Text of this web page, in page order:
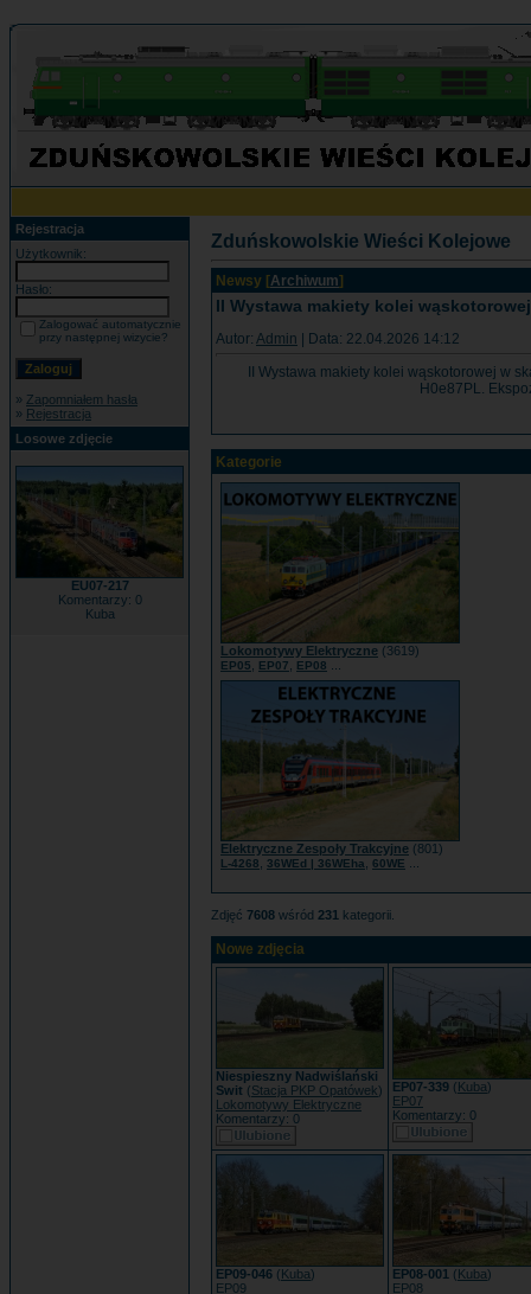
Rejestracja
Użytkownik:
Hasło:
Zalogować automatycznie
przy następnej wizycie?
» Zapomniałem hasła
» Rejestracja
Losowe zdjęcie
EU07-217
Komentarzy: 0
Kuba
Zduńskowolskie Wieści Kolejowe
Newsy [Archiwum]
II Wystawa makiety kolei
Autor: Admin | Data: 22.04.2026 14:12
II Wystawa makiety kolei wąskotorowej w
H0e87PL.
Kategorie
Lokomotywy Elektryczne (3619)
EP05 EP07 EP08
Elektryczne Zespoły Trakcyjne (801)
L-4268 36WEd | 36WEha 60WE
Zdjęć 7608 wśród 231 kategorii.
Nowe zdjęcia
Niespieszny Nadwiślański
Swit (Stacja PKP Opatówek)
Lokomotywy Elektryczne
Komentarzy: 0
EP07-339 (Kuba)
EP07
Komentarzy: 0
EP09-046 (Kuba)
EP09
EP08-001 (Kuba)
EP08